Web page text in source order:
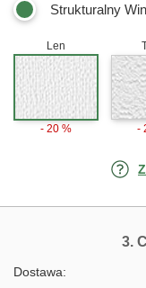
Strukturalny
Len
- 20 % -
3.
Dostawa: